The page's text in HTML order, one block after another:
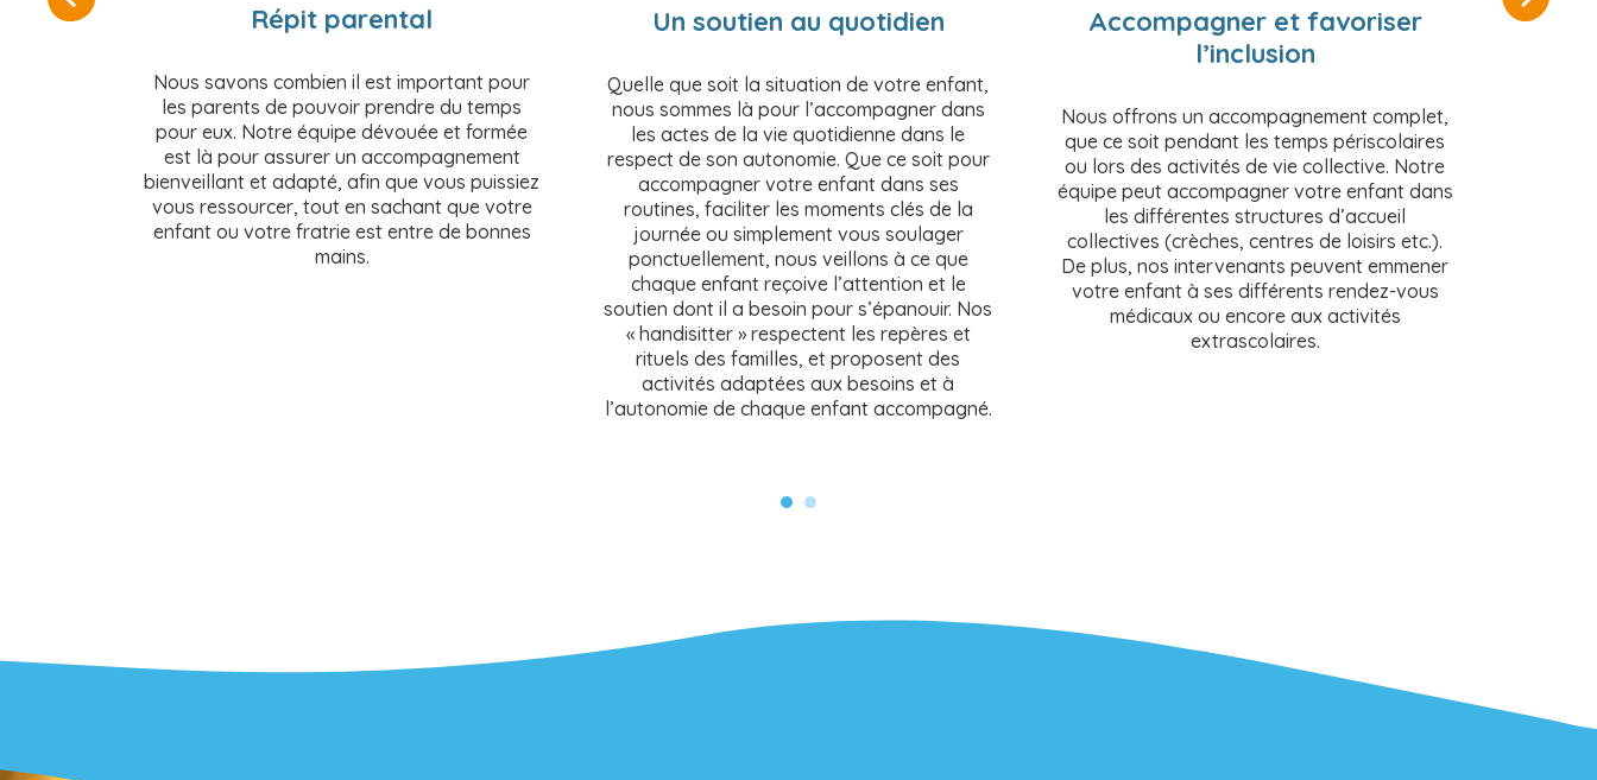
Répit parental
Nous savons combien il est important pour
les parents de pouvoir prendre du temps
pour eux. Notre équipe dévouée et formée
est là pour assurer un accompagnement
bienveillant et adapté, afin que vous puissiez
vous ressourcer, tout en sachant que votre
enfant ou votre fratrie est entre de bonnes
mains.
Un soutien au quotidien
Quelle que soit la situation de votre enfant,
nous sommes là pour l’accompagner dans
les actes de la vie quotidienne dans le
respect de son autonomie. Que ce soit pour
accompagner votre enfant dans ses
routines, faciliter les moments clés de la
journée ou simplement vous soulager
ponctuellement, nous veillons à ce que
chaque enfant reçoive l’attention et le
soutien dont il a besoin pour s’épanouir. Nos
« handisitter » respectent les repères et
rituels des familles, et proposent des
activités adaptées aux besoins et à
l’autonomie de chaque enfant accompagné.
Accompagner et favoriser
l’inclusion
Nous offrons un accompagnement complet,
que ce soit pendant les temps périscolaires
ou lors des activités de vie collective. Notre
équipe peut accompagner votre enfant dans
les différentes structures d’accueil
collectives (crèches, centres de loisirs etc.).
De plus, nos intervenants peuvent emmener
votre enfant à ses différents rendez-vous
médicaux ou encore aux activités
extrascolaires.